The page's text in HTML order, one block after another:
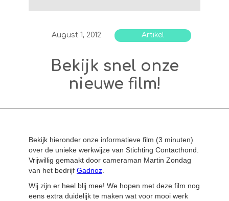
August 1, 2012 Artikel
Bekijk snel onze
nieuwe film!
Bekijk hieronder onze informatieve film (3 minuten)
over de unieke werkwijze van Stichting Contacthond.
Vrijwillig gemaakt door cameraman Martin Zondag
van het bedrijf Gadnoz
Wij zijn er heel blij mee! We hopen met deze film nog
eens extra duidelijk te maken wat voor mooi werk